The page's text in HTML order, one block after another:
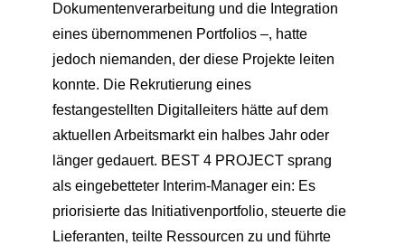
Dokumentenverarbeitung und die Integration
eines übernommenen Portfolios –, hatte
jedoch niemanden, der diese Projekte leiten
konnte. Die Rekrutierung eines
festangestellten Digitalleiters hätte auf dem
aktuellen Arbeitsmarkt ein halbes Jahr oder
länger gedauert. BEST 4 PROJECT sprang
als eingebetteter Interim-Manager ein: Es
priorisierte das Initiativenportfolio, steuerte die
Lieferanten, teilte Ressourcen zu und führte